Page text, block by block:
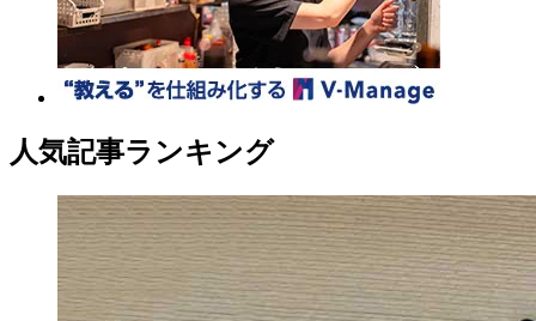
人気記事ランキング